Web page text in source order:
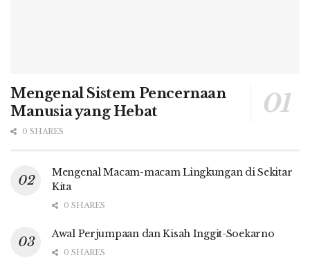
Mengenal Sistem Pencernaan
Manusia yang Hebat
0 SHARES
Mengenal Macam-macam Lingkungan di Sekitar
Kita
0 SHARES
Awal Perjumpaan dan Kisah Inggit-Soekarno
0 SHARES